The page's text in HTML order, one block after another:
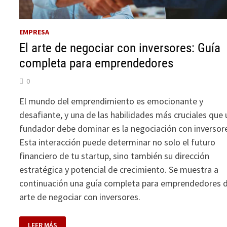
EMPRESA
El arte de negociar con inversores: Guía
completa para emprendedores
0
El mundo del emprendimiento es emocionante y
desafiante, y una de las habilidades más cruciales que
fundador debe dominar es la negociación con
Esta interacción puede determinar no solo el futuro
financiero de tu startup, sino también su dirección
estratégica y potencial de crecimiento. Se muestra a
continuación una guía completa para emprendedores
arte de negociar con inversores.